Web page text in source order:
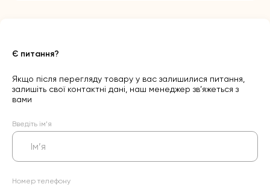
Є питання?
Якщо після перегляду товару у вас залишилися питання,
залишіть свої контактні дані, наш менеджер зв’яжеться з
вами
Введіть ім’я
Номер телефону